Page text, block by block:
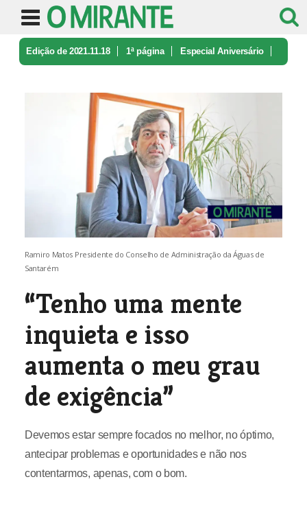
Edição de 2021.11.18 1ª página Especial Aniversário
Ramiro Matos Presidente do Conselho de Administração da Águas de
Santarém
“Tenho uma mente
inquieta e isso
aumenta o meu grau
de exigência”
Devemos estar sempre focados no melhor, no óptimo,
antecipar problemas e oportunidades e não nos
contentarmos, apenas, com o bom.